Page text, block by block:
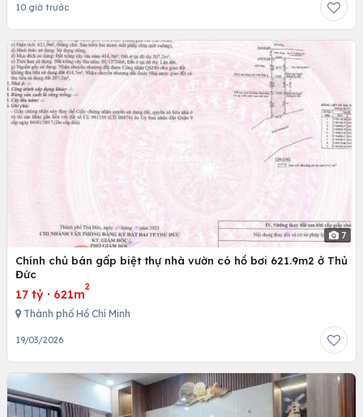
10 giờ trước
7
Chính chủ bán gấp biệt thự nhà vườn có hồ bơi 621.9m2 ở Thủ
Đức
17 tỷ · 621m
2
Thành phố Hồ Chí Minh
19/03/2026